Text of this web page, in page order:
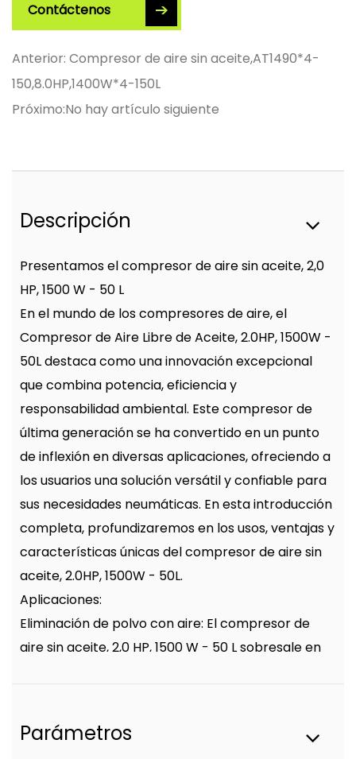
Contáctenos
Anterior: Compresor de aire sin aceite,AT1490*4-
150,8.0HP,1400W*4-150L
Próximo:No hay artículo siguiente
Descripción
Presentamos el compresor de aire sin aceite, 2,0
HP, 1500 W - 50 L
En el mundo de los compresores de aire, el
Compresor de Aire Libre de Aceite, 2.0HP, 1500W -
50L destaca como una innovación excepcional
que combina potencia, eficiencia y
responsabilidad ambiental. Este compresor de
última generación se ha convertido en un punto
de inflexión en diversas aplicaciones, ofreciendo a
los usuarios una solución versátil y confiable para
sus necesidades neumáticas. En esta introducción
completa, profundizaremos en los usos, ventajas y
características únicas del compresor de aire sin
aceite, 2.0HP, 1500W - 50L.
Aplicaciones:
Eliminación de polvo con aire: El compresor de
aire sin aceite, 2,0 HP, 1500 W - 50 L sobresale en
herramienta esencial para mantener espacios de
Parámetros